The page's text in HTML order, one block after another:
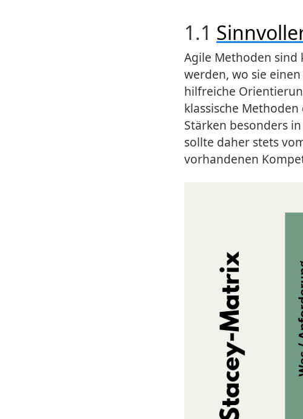
1.1
Agile Methoden
werden, wo sie
hilfreiche
klassische
Stärken besonders
sollte daher stets
vorhandenen